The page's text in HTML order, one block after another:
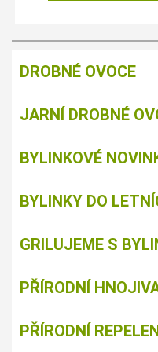
DROBNÉ OVOCE
JARNÍ DROBNÉ
BYLINKOVÉ
BYLINKY DO
GRILUJEME S
PŘÍRODNÍ
PŘÍRODNÍ